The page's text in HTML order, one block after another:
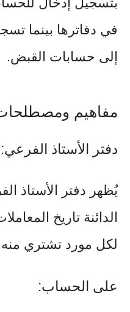
في دفاترها بينما
إلى حسابات القبض.
مفاهيم
دفتر الأستاذ الفرعي:
يُظهر دفتر الأستاذ
الدائنة تاريخ
لكل مورد تشتري منه
على الحساب: